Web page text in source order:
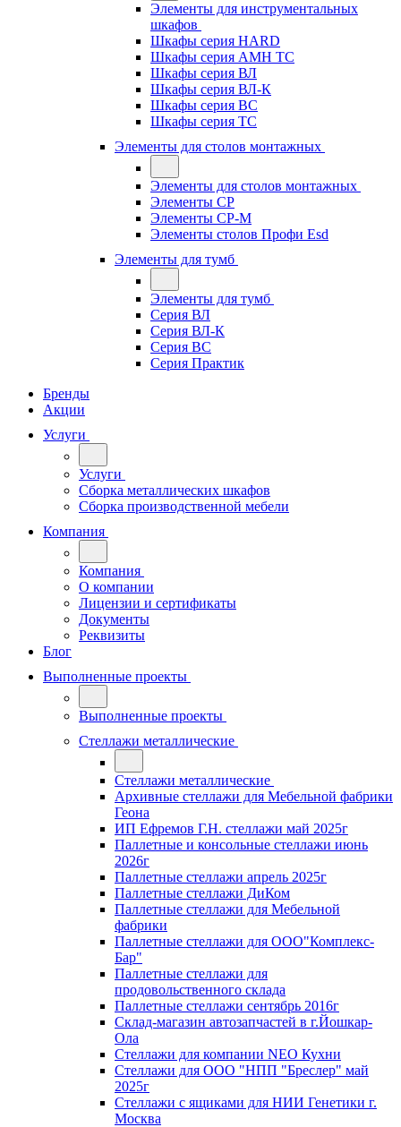
Элементы для инструментальных
шкафов
Шкафы серия HARD
Шкафы серия АМН ТС
Шкафы серия ВЛ
Шкафы серия ВЛ-К
Шкафы серия ВС
Шкафы серия ТС
Элементы для столов монтажных
Элементы для столов монтажных
Элементы СР
Элементы СР-М
Элементы столов Профи Esd
Элементы для тумб
Элементы для тумб
Серия ВЛ
Серия ВЛ-К
Серия ВС
Серия Практик
Бренды
Акции
Услуги
Услуги
Сборка металлических шкафов
Сборка производственной мебели
Компания
Компания
О компании
Лицензии и сертификаты
Документы
Реквизиты
Блог
Выполненные проекты
Выполненные проекты
Стеллажи металлические
Стеллажи металлические
Архивные стеллажи для Мебельной фабрики
Геона
ИП Ефремов Г.Н. стеллажи май 2025г
Паллетные и консольные стеллажи июнь
2026г
Паллетные стеллажи апрель 2025г
Паллетные стеллажи ДиКом
Паллетные стеллажи для Мебельной
фабрики
Паллетные стеллажи для ООО"Комплекс-
Бар"
Паллетные стеллажи для
продовольственного склада
Паллетные стеллажи сентябрь 2016г
Склад-магазин автозапчастей в г.Йошкар-
Ола
Стеллажи для компании NEO Кухни
Стеллажи для ООО "НПП "Бреслер" май
2025г
Стеллажи с ящиками для НИИ Генетики г.
Москва